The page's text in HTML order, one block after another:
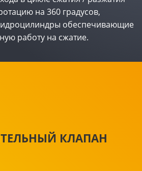
на 360 градусов,
обеспечивающие
работу на сжатие.
КЛАПАН